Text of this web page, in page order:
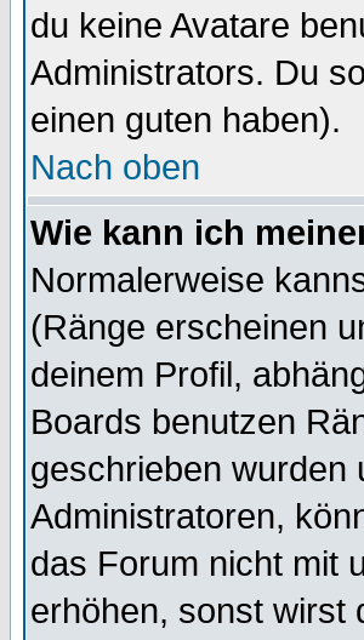
du keine Avatare
Administrators. Du
einen guten haben).
Nach oben
Wie kann ich
Normalerweise
(Ränge erscheinen
deinem Profil,
Boards benutzen
geschrieben wurden
Administratoren,
das Forum nicht mit
erhöhen, sonst wirst